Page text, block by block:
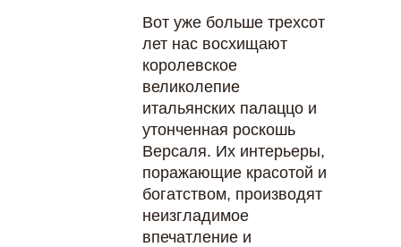
Вот уже больше трехсот
лет нас восхищают
королевское
великолепие
итальянских палаццо и
утонченная роскошь
Версаля. Их интерьеры,
поражающие красотой и
богатством, производят
неизгладимое
впечатление и